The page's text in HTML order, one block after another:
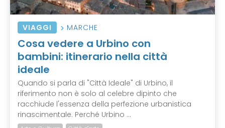
VIAGGI MARCHE
Cosa vedere a Urbino con
bambini: itinerario nella città
ideale
Quando si parla di "Città Ideale" di Urbino, il
riferimento non è solo al celebre dipinto che
racchiude l'essenza della perfezione urbanistica
rinascimentale. Perché Urbino ...